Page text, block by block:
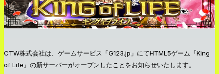
CTW株式会社は、ゲームサービス「G123.jp」にてHTML5ゲーム『King
of Life』の新サーバーがオープンしたことをお知らせいたします。